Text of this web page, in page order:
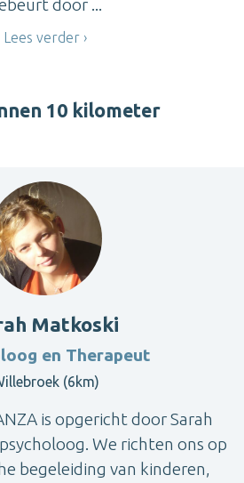
door ...
Lees verder
10 kilometer
Matkoski
en Therapeut
(6km)
is opgericht door Sarah
We richten ons op
begeleiding van kinderen,